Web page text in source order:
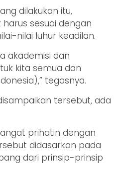
dilakukan itu,
sesuai dengan
nilai luhur keadilan.
akademisi dan
kita semua dan
tegasnya.
tersebut, ada
prihatin dengan
didasarkan pada
dari prinsip-prinsip